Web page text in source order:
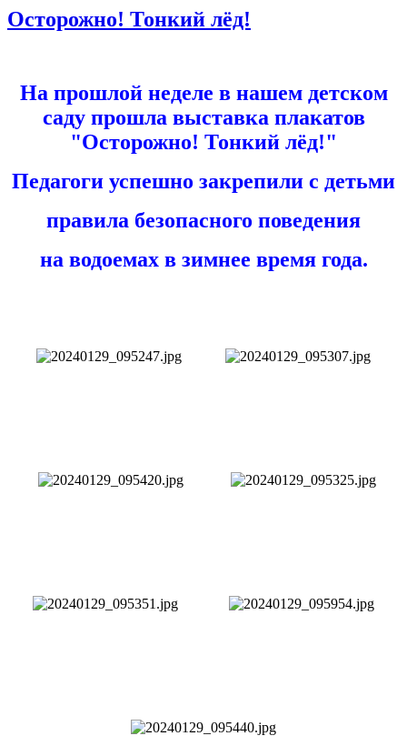
Осторожно! Тонкий лёд!
На прошлой неделе в нашем детском
саду прошла выставка плакатов
"Осторожно! Тонкий лёд!"
Педагоги успешно закрепили с детьми
правила безопасного поведения
на водоемах в зимнее время года.